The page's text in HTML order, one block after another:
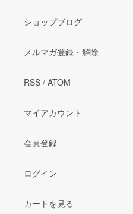
ショップブログ
メルマガ登録・解除
RSS / ATOM
マイアカウント
会員登録
ログイン
カートを見る